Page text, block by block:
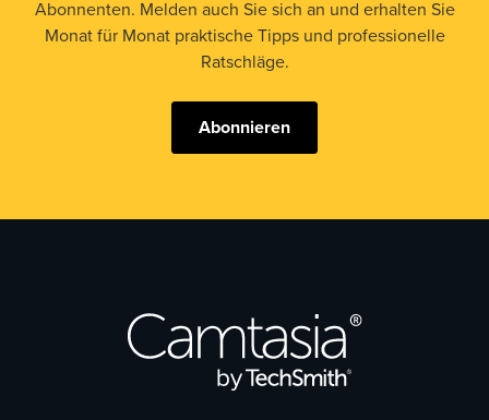
Abonnenten. Melden auch Sie sich an und erhalten Sie
Monat für Monat praktische Tipps und professionelle
Ratschläge.
Abonnieren